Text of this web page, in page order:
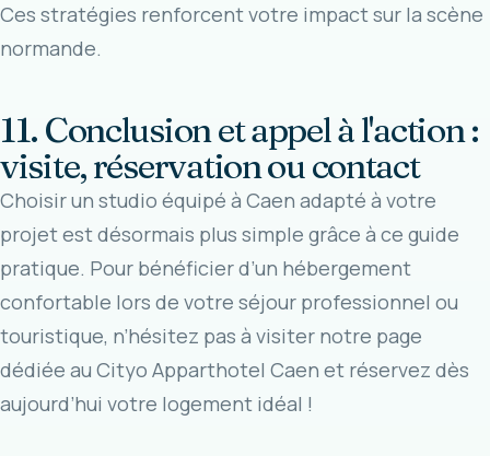
Ces stratégies renforcent votre impact sur la scène
normande.
11. Conclusion et appel à l'action :
visite, réservation ou contact
Choisir un studio équipé à Caen adapté à votre
projet est désormais plus simple grâce à ce guide
pratique. Pour bénéficier d’un hébergement
confortable lors de votre séjour professionnel ou
touristique, n’hésitez pas à visiter notre page
dédiée au Cityo Apparthotel Caen et réservez dès
aujourd’hui votre logement idéal !